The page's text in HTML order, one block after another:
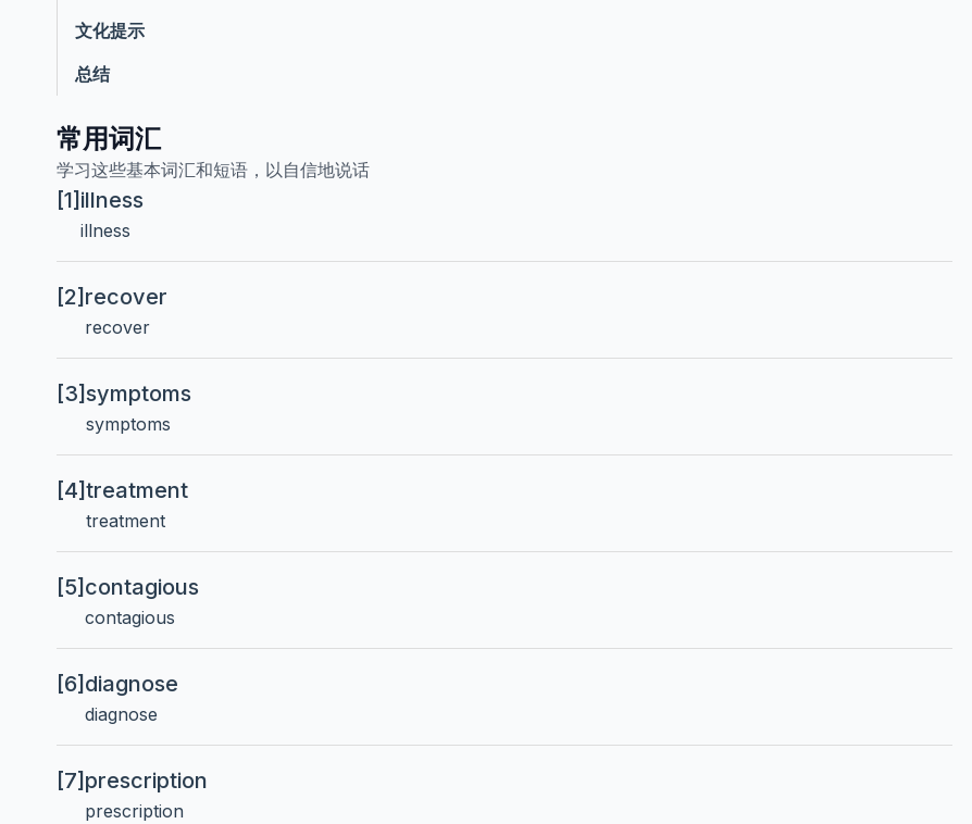
文化提示
总结
常用词汇
学习这些基本词汇和短语，以自信地说话
[1] illness
illness
[2] recover
recover
[3]symptoms
symptoms
[4]treatment
treatment
[5] contagious
contagious
[6] diagnose
diagnose
[7] prescription
prescription